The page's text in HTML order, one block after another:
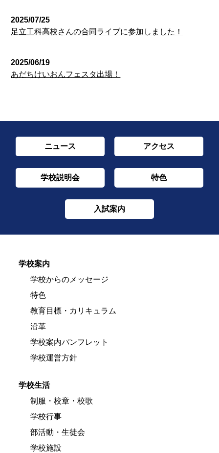
2025/07/25
足立工科高校さんの合同ライブに参加しました！
2025/06/19
あだちけいおんフェスタ出場！
ニュース アクセス
学校説明会 特色
入試案内
学校案内
学校からのメッセージ
特色
教育目標・カリキュラム
沿革
学校案内パンフレット
学校運営方針
学校生活
制服・校章・校歌
学校行事
部活動・生徒会
学校施設